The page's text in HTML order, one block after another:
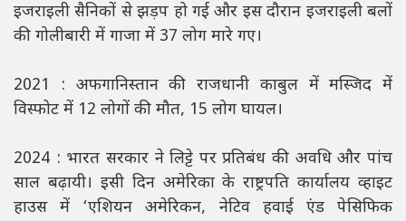
इजराइली सैनिकों से झड़प हो गई और इस दौरान इजराइली बलों
की गोलीबारी में गाजा में 37 लोग मारे गए।
2021 : अफगानिस्तान की राजधानी काबुल में मस्जिद में
विस्फोट में 12 लोगों की मौत, 15 लोग घायल।
2024 : भारत सरकार ने लिट्टे पर प्रतिबंध की अवधि और पांच
साल बढ़ायी। इसी दिन अमेरिका के राष्ट्रपति कार्यालय व्हाइट
हाउस में ‘एशियन अमेरिकन, नेटिव हवाई एंड पेसिफिक